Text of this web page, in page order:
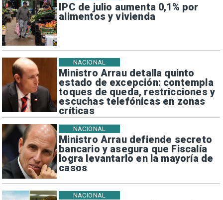
IPC de julio aumenta 0,1% por
alimentos y vivienda
Ministro Arrau detalla quinto
estado de excepción: contempla
toques de queda, restricciones y
escuchas telefónicas en zonas
críticas
NACIONAL
Ministro Arrau defiende secreto
bancario y asegura que Fiscalía
logra levantarlo en la mayoría de
casos
NACIONAL
NACIONAL